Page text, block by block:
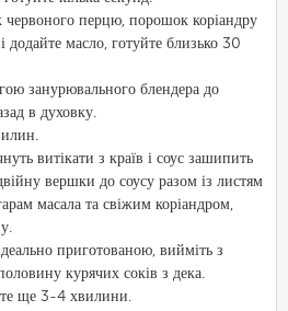
перцю, порошок коріандру
додайте масло, готуйте близько 30
занурювального блендера до
в духовку.
витікати з країв і соус зашипить
вершки до соусу разом із листям
масала та свіжим коріандром,
приготованою, вийміть з
курячих соків з дека.
ще 3-4 хвилини.